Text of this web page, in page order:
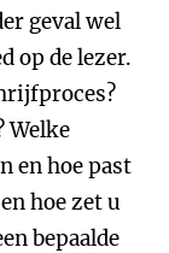
geval wel
op de lezer.
Welke
en hoe past
hoe zet u
bepaalde